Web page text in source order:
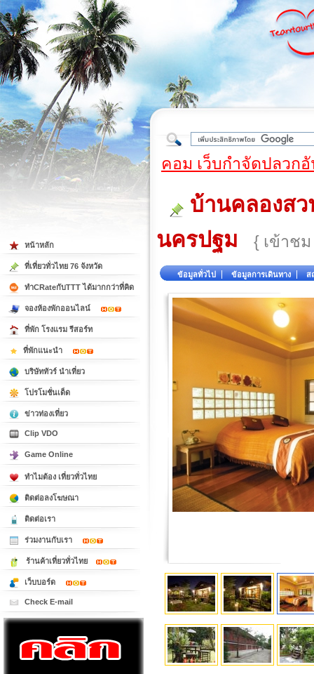
ต้
คอม เว็บกำจัดปลวก
บ้านคลองส
นครปฐม
{ เข้าชม
ข้อมูลทั่วไป ข้อมูลการเดินทาง ส
หน้าหลัก
ที่เที่ยวทั่วไทย 76 จังหวัด
ทำCRateกับTTT ได้มากกว่าที่คิด
จองห้องพักออนไลน์
ที่พัก โรงแรม รีสอร์ท
ที่พักแนะนำ
บริษัททัวร์ นำเที่ยว
โปรโมชั่นเด็ด
ข่าวท่องเที่ยว
Clip VDO
Game Online
ทำไมต้อง เที่ยวทั่วไทย
ติดต่อลงโฆษณา
ติดต่อเรา
ร่วมงานกับเรา
ร้านค้าเที่ยวทั่วไทย
เว็บบอร์ด
Check E-mail